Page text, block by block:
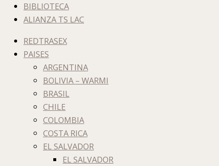
BIBLIOTECA
ALIANZA TS LAC
REDTRASEX
PAISES
ARGENTINA
BOLIVIA – WARMI
BRASIL
CHILE
COLOMBIA
COSTA RICA
EL SALVADOR
EL SALVADOR